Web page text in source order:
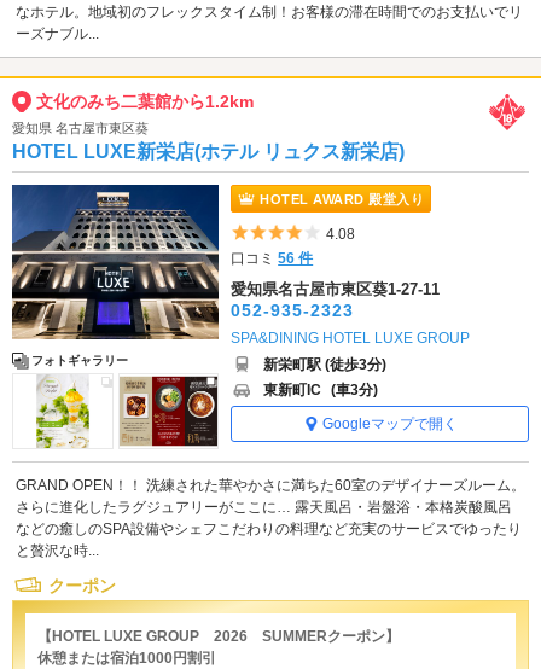
なホテル。地域初のフレックスタイム制！お客様の滞在時間でのお支払いでリ
ーズナブル...
文化のみち二葉館から1.2km
愛知県 名古屋市東区葵
HOTEL LUXE新栄店(ホテル リュクス新栄店)
フォトギャラリー
HOTEL AWARD 殿堂入り
5つ星のうち4
4.08
口コミ56 件
愛知県名古屋市東区葵1-27-11
052-935-2323
SPA&DINING HOTEL LUXE GROUP
新栄町駅 (徒歩3分)
東新町IC (車3分)
Googleマップで開く
GRAND OPEN！！ 洗練された華やかさに満ちた60室のデザイナーズルーム。
さらに進化したラグジュアリーがここに… 露天風呂・岩盤浴・本格炭酸風呂
などの癒しのSPA設備やシェフこだわりの料理など充実のサービスでゆったり
と贅沢な時...
クーポン
【HOTEL LUXE GROUP 2026 SUMMERクーポン】
休憩または宿泊1000円割引